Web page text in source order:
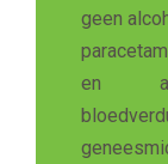
geen
en